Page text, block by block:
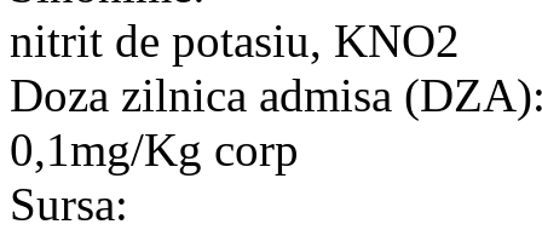
nitrit de potasiu, KNO2
Doza zilnica admisa
0,1mg/Kg corp
Sursa: